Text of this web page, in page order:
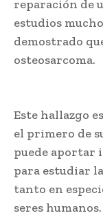
reparación de
estudios
demostrado
osteosarcoma.
Este hallazgo
el primero de
puede aportar
para estudiar
tanto en
seres humanos.